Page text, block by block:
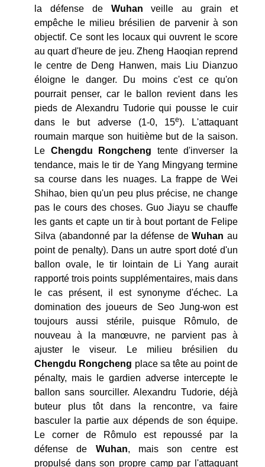
la défense de Wuhan veille au grain et
empêche le milieu brésilien de parvenir à son
objectif. Ce sont les locaux qui ouvrent le score
au quart d'heure de jeu. Zheng Haoqian reprend
le centre de Deng Hanwen, mais Liu Dianzuo
éloigne le danger. Du moins c'est ce qu'on
pourrait penser, car le ballon revient dans les
pieds de Alexandru Tudorie qui pousse le cuir
dans le but adverse (1-0, 15e). L'attaquant
roumain marque son huitième but de la saison.
Le Chengdu Rongcheng tente d'inverser la
tendance, mais le tir de Yang Mingyang termine
sa course dans les nuages. La frappe de Wei
Shihao, bien qu'un peu plus précise, ne change
pas le cours des choses. Guo Jiayu se chauffe
les gants et capte un tir à bout portant de Felipe
Silva (abandonné par la défense deWuhan au
point de penalty). Dans un autre sport doté d'un
ballon ovale, le tir lointain de Li Yang aurait
rapporté trois points supplémentaires, mais dans
le cas présent, il est synonyme d'échec. La
domination des joueurs de Seo Jung-won est
toujours aussi stérile, puisque Rômulo, de
nouveau à la manœuvre, ne parvient pas à
ajuster le viseur. Le milieu brésilien du
Chengdu Rongcheng place sa tête au point de
pénalty, mais le gardien adverse intercepte le
ballon sans sourciller. Alexandru Tudorie, déjà
buteur plus tôt dans la rencontre, va faire
basculer la partie aux dépends de son équipe.
Le corner de Rômulo est repoussé par la
défense de Wuhan, mais son centre est
propulsé dans son propre camp par l'attaquant